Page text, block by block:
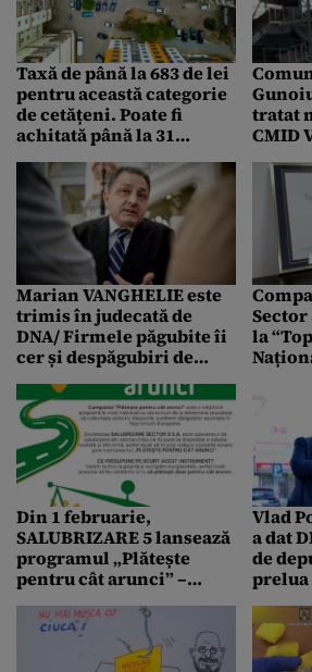
Taxă de până la 683 de lei
pentru această categorie
de cetățeni. Poate fi
achitată până la 31
tratat
CMID
Marian VANGHELIE este
trimis în judecată de
DNA/ Firmele păgubite îi
cer și despăgubiri de
Sector
la
Din 1 februarie,
SALUBRIZARE 5 lansează
programul „Plătește
pentru cât arunci” –
funcție de cantitatea
deșeurilor produse (P)
Vlad
a dat
de
prelua
Cine îi